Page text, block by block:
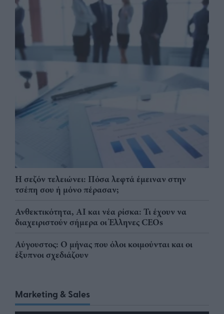
Η σεζόν τελειώνει: Πόσα λεφτά έμειναν στην
τσέπη σου ή μόνο πέρασαν;
Ανθεκτικότητα, AI και νέα ρίσκα: Τι έχουν να
διαχειριστούν σήμερα οι Έλληνες CEOs
Αύγουστος: Ο μήνας που όλοι κοιμούνται και οι
έξυπνοι σχεδιάζουν
Marketing & Sales